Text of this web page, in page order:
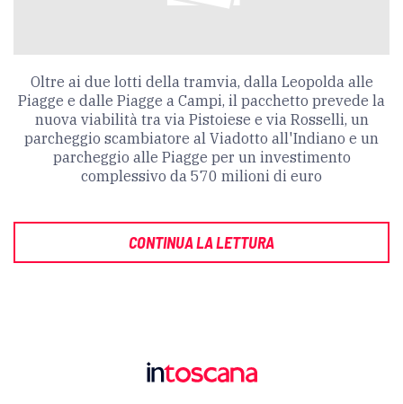
Oltre ai due lotti della tramvia, dalla Leopolda alle
Piagge e dalle Piagge a Campi, il pacchetto prevede la
nuova viabilità tra via Pistoiese e via Rosselli, un
parcheggio scambiatore al Viadotto all'Indiano e un
parcheggio alle Piagge per un investimento
complessivo da 570 milioni di euro
CONTINUA LA LETTURA